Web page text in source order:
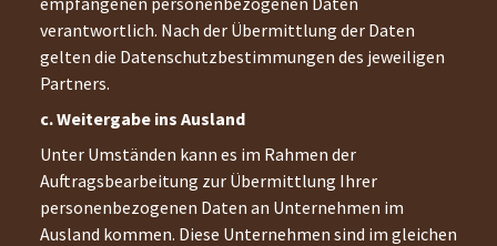
verantwortlich. Nach der Übermittlung der Daten
gelten die Datenschutzbestimmungen des jeweiligen
Partners.
c. Weitergabe ins Ausland
Unter Umständen kann es im Rahmen der
Auftragsbearbeitung zur Übermittlung Ihrer
personenbezogenen Daten an Unternehmen im
Ausland kommen. Diese Unternehmen sind im gleichen